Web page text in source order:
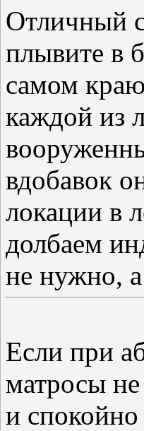
Отличный
плывите в
самом
каждой из
вдобавок
локации в
долбаем
не нужно,
Если при
матросы
и